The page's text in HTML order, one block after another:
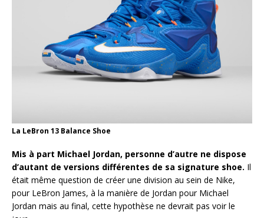
La LeBron 13 Balance Shoe
Mis à part Michael Jordan, personne d’autre ne dispose
d’autant de versions différentes de sa signature shoe. Il
était même question de créer une division au sein de Nike,
pour LeBron James, à la manière de Jordan pour Michael
Jordan mais au final, cette hypothèse ne devrait pas voir le